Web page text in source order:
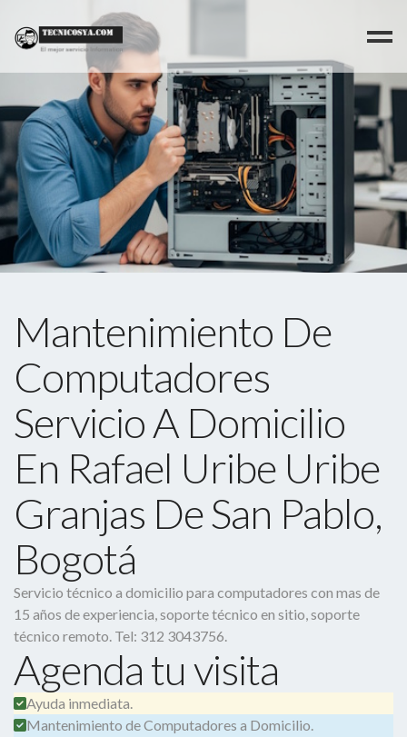
Mantenimiento De
Computadores
Servicio A Domicilio
En Rafael Uribe Uribe
Granjas De San Pablo,
Bogotá
Servicio técnico a domicilio para computadores con mas de
15 años de experiencia, soporte técnico en sitio, soporte
técnico remoto. Tel: 312 3043756.
Agenda tu visita
Ayuda inmediata.
Mantenimiento de Computadores a Domicilio.